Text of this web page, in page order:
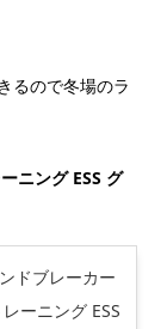
るので冬場のラ
ニング ESS グ
ドブレーカー
ーニング ESS